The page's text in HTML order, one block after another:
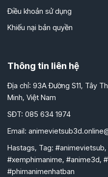
Điều khoản sử dụng
Khiếu nại bản quyền
Thông tin liên hệ
Địa chỉ: 93A Đường S11, Tây
Minh, Việt Nam
SĐT: 085 634 1974
Email:
Hastags, Tag:
#xemphimanime, #anime3d,
#phimanimenhatban